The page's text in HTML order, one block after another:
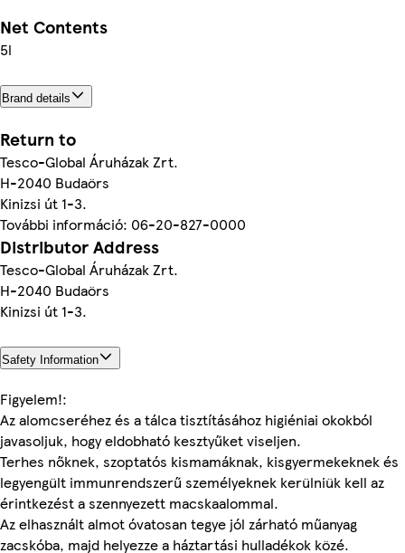
Net Contents
5l
Brand details
Return to
Tesco-Global Áruházak Zrt.
H-2040 Budaörs
Kinizsi út 1-3.
További információ: 06-20-827-0000
Distributor Address
Tesco-Global Áruházak Zrt.
H-2040 Budaörs
Kinizsi út 1-3.
Safety Information
Figyelem!:
Az alomcseréhez és a tálca tisztításához higiéniai okokból
javasoljuk, hogy eldobható kesztyűket viseljen.
Terhes nőknek, szoptatós kismamáknak, kisgyermekeknek és
legyengült immunrendszerű személyeknek kerülniük kell az
érintkezést a szennyezett macskaalommal.
Az elhasznált almot óvatosan tegye jól zárható műanyag
zacskóba, majd helyezze a háztartási hulladékok közé.